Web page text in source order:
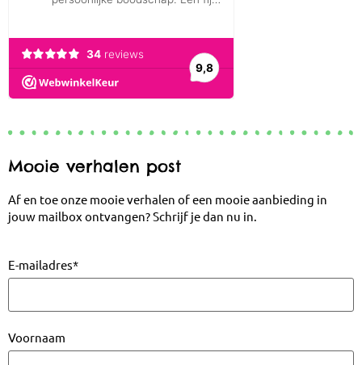
Mooie verhalen post
Af en toe onze mooie verhalen of een mooie aanbieding in
jouw mailbox ontvangen? Schrijf je dan nu in.
E-mailadres*
Voornaam